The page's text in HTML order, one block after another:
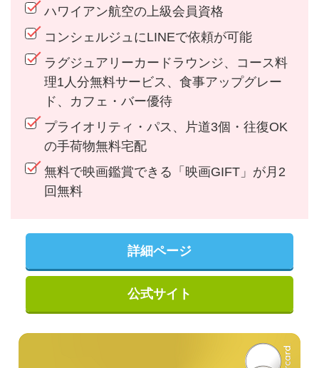
ハワイアン航空の上級会員資格
コンシェルジュにLINEで依頼が可能
ラグジュアリーカードラウンジ、コース料
理1人分無料サービス、食事アップグレー
ド、カフェ・バー優待
プライオリティ・パス、片道3個・往復OK
の手荷物無料宅配
無料で映画鑑賞できる「映画GIFT」が月2
回無料
詳細ページ
公式サイト